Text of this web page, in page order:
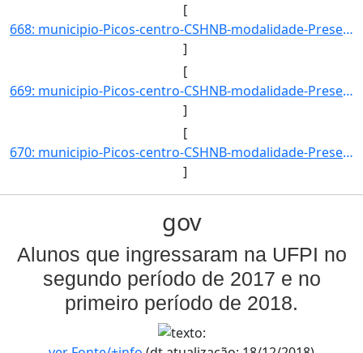
[
668: municipio-Picos-centro-CSHNB-modalidade-Presencial-convenio--selecao-SISU_COTA-cota-AA-4-sexo-M-uf-B]
]
[
669: municipio-Picos-centro-CSHNB-modalidade-Presencial-convenio--selecao-SISU_COTA-cota-AA-2-sexo-M-uf-C]
]
[
670: municipio-Picos-centro-CSHNB-modalidade-Presencial-convenio--selecao-SISU_COTA-cota-AA-4-sexo-F-uf-C]
]
gov
Alunos que ingressaram na UFPI no
segundo período de 2017 e no
primeiro período de 2018.